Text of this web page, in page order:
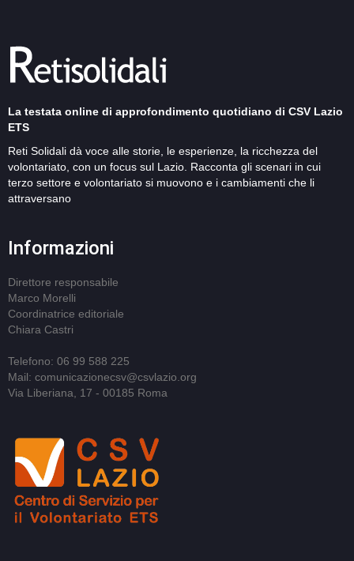
La testata online di approfondimento quotidiano di CSV Lazio
ETS
Reti Solidali dà voce alle storie, le esperienze, la ricchezza del
volontariato, con un focus sul Lazio. Racconta gli scenari in cui
terzo settore e volontariato si muovono e i cambiamenti che li
attraversano
Informazioni
Direttore responsabile
Marco Morelli
Coordinatrice editoriale
Chiara Castri
Telefono: 06 99 588 225
Mail: comunicazionecsv@csvlazio.org
Via Liberiana, 17 - 00185 Roma